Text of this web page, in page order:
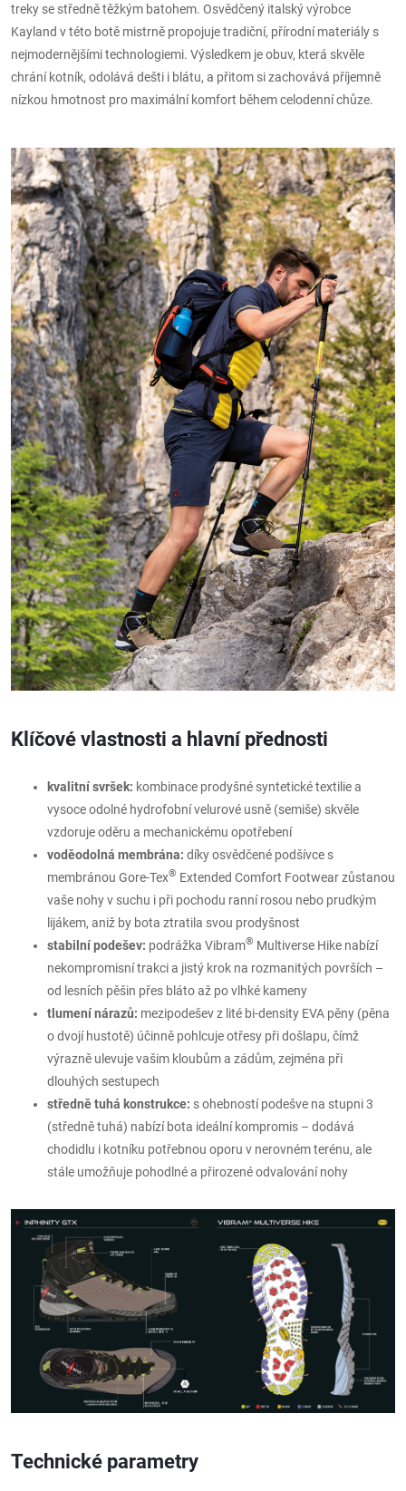
treky se středně těžkým batohem. Osvědčený italský výrobce
Kayland v této botě mistrně propojuje tradiční, přírodní materiály s
nejmodernějšími technologiemi. Výsledkem je obuv, která skvěle
chrání kotník, odolává dešti i blátu, a přitom si zachovává příjemně
nízkou hmotnost pro maximální komfort během celodenní chůze.
Klíčové vlastnosti a hlavní přednosti
kvalitní svršek: kombinace prodyšné syntetické textilie a
vysoce odolné hydrofobní velurové usně (semiše) skvěle
vzdoruje oděru a mechanickému opotřebení
voděodolná membrána: díky osvědčené podšívce s
membránou Gore-Tex® Extended Comfort Footwear zůstanou
vaše nohy v suchu i při pochodu ranní rosou nebo prudkým
lijákem, aniž by bota ztratila svou prodyšnost
stabilní podešev: podrážka Vibram® Multiverse Hike nabízí
nekompromisní trakci a jistý krok na rozmanitých površích –
od lesních pěšin přes bláto až po vlhké kameny
tlumení nárazů: mezipodešev z lité bi-density EVA pěny (pěna
o dvojí hustotě) účinně pohlcuje otřesy při došlapu, čímž
výrazně ulevuje vašim kloubům a zádům, zejména při
dlouhých sestupech
středně tuhá konstrukce: s ohebností podešve na stupni 3
(středně tuhá) nabízí bota ideální kompromis – dodává
chodidlu i kotníku potřebnou oporu v nerovném terénu, ale
stále umožňuje pohodlné a přirozené odvalování nohy
Technické parametry